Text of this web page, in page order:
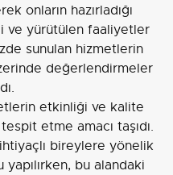
onların hazırladığı
ve yürütülen faaliyetler
sunulan hizmetlerin
değerlendirmeler
etkinliği ve kalite
etme amacı taşıdı.
bireylere yönelik
bu alandaki